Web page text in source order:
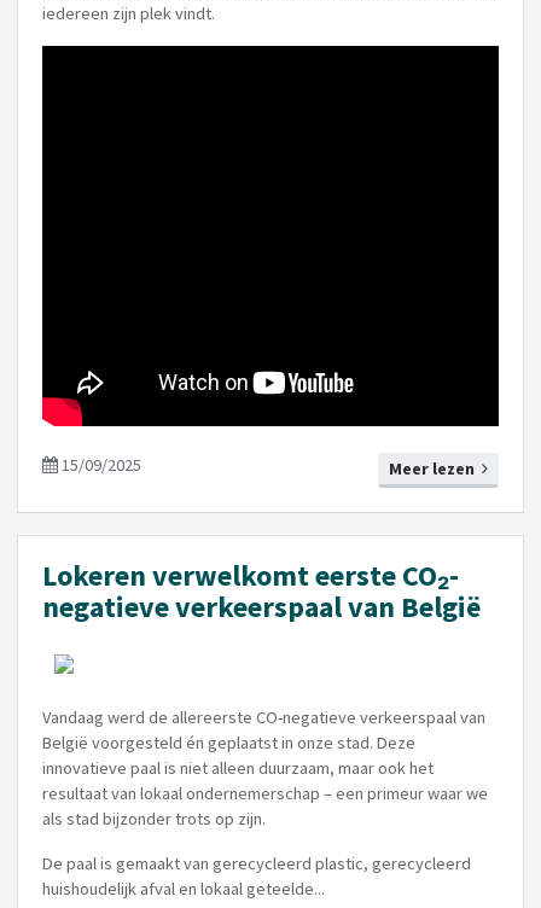
iedereen zijn plek vindt.
Meer lezen
15/09/2025
Lokeren verwelkomt eerste CO₂-
negatieve verkeerspaal van België
Vandaag werd de allereerste CO-negatieve verkeerspaal van
België voorgesteld én geplaatst in onze stad. Deze
innovatieve paal is niet alleen duurzaam, maar ook het
resultaat van lokaal ondernemerschap – een primeur waar we
als stad bijzonder trots op zijn.
De paal is gemaakt van gerecycleerd plastic, gerecycleerd
huishoudelijk afval en lokaal geteelde...